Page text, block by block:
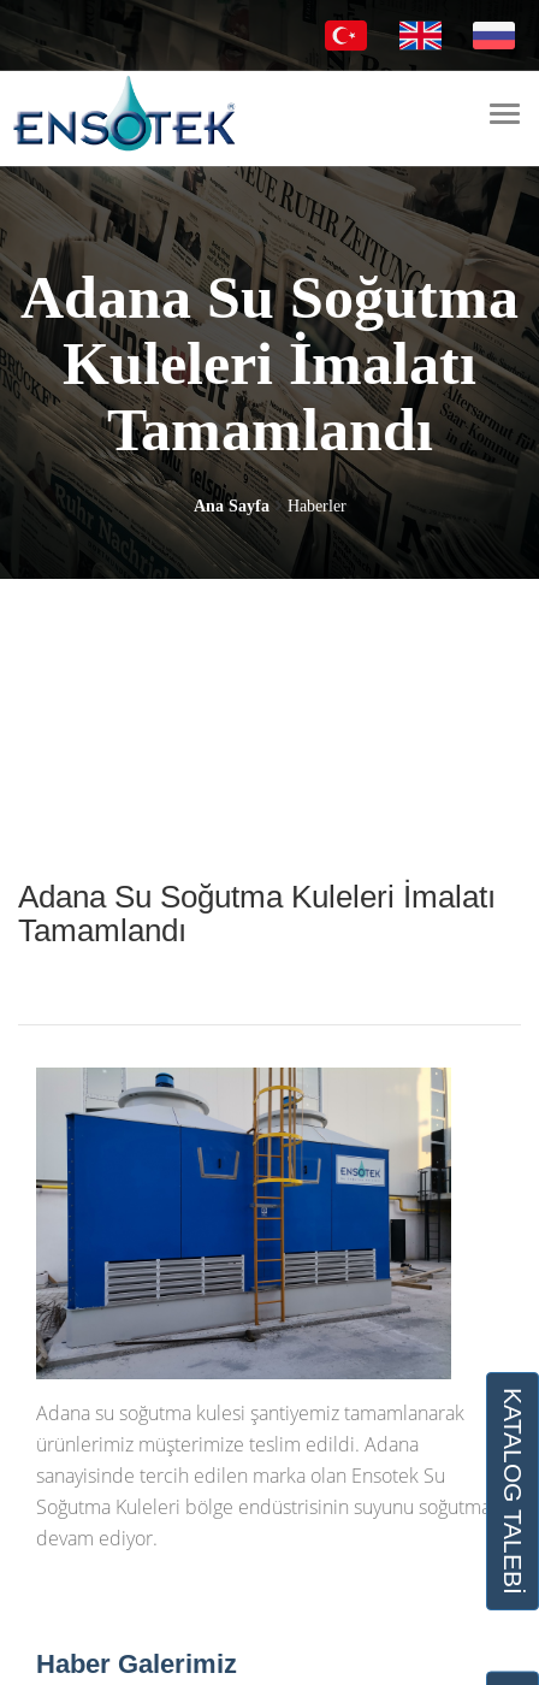
Adana Su Soğutma
Kuleleri İmalatı
Tamamlandı
Ana Sayfa Haberler
Adana Su Soğutma Kuleleri İmalatı
Tamamlandı
Adana su soğutma kulesi şantiyemiz tamamlanarak
ürünlerimiz müşterimize teslim edildi. Adana
sanayisinde tercih edilen marka olan Ensotek Su
Soğutma Kuleleri bölge endüstrisinin suyunu soğutmaya
devam ediyor.
Haber Galerimiz
KATALOG TALEBİ